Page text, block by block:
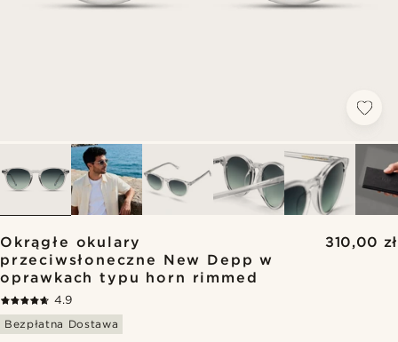
Okrągłe okulary
przeciwsłoneczne New Depp w
oprawkach typu horn rimmed
310,00 zł
4.9
Bezpłatna Dostawa